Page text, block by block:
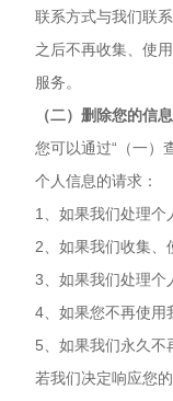
联系方式与我们联
之后不再收集、使
服务。
（二）删除您的信息
您可以通过“（一）
个人信息的请求：
1、如果我们处理个
2、如果我们收集、
3、如果我们处理个
4、如果您不再使用
5、如果我们永久不
若我们决定响应您